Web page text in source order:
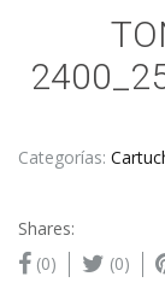
Categorías:
Shares:
(0)
(0)